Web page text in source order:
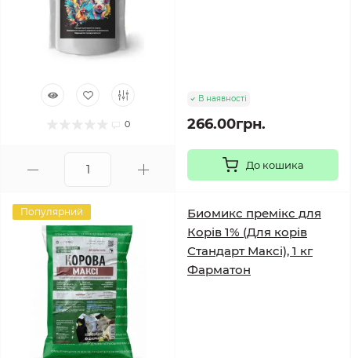
0
В наявності
266.00грн.
До кошика
Популярний
Биомикс премікс для
Корів 1% (Для корів
Стандарт Максі), 1 кг
Фарматон